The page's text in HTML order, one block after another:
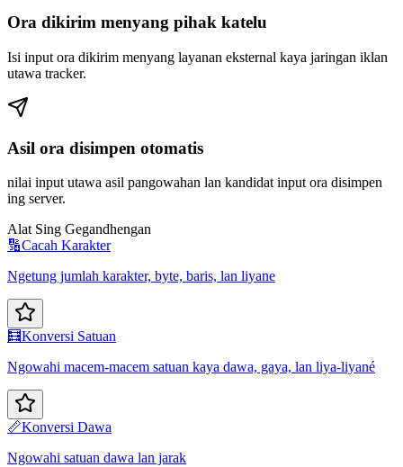
Ora dikirim menyang pihak katelu
Isi input ora dikirim menyang layanan eksternal kaya jaringan iklan
utawa tracker.
Asil ora disimpen otomatis
nilai input utawa asil pangowahan lan kandidat input ora disimpen
ing server.
Alat Sing Gegandhengan
🔢Cacah Karakter
Ngetung jumlah karakter, byte, baris, lan liyane
🧮Konversi Satuan
Ngowahi macem-macem satuan kaya dawa, gaya, lan liya-liyané
📏Konversi Dawa
Ngowahi satuan dawa lan jarak